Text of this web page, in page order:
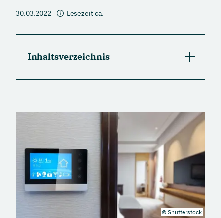
30.03.2022 Lesezeit ca.
Inhaltsverzeichnis
AI vs. wie das Smart Home heute funktioniert
Möglichkeiten für die Zukunft der AI im Smart
Home
Energieeffizienz im Smart Home auch ohne AI
© Shutterstock